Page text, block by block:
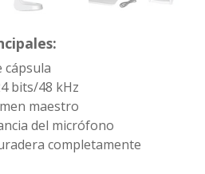
cápsula
bits/48 kHz
maestro
del micrófono
completamente